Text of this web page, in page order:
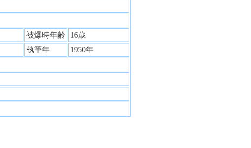
被爆時年齢
16歳
執筆年
1950年